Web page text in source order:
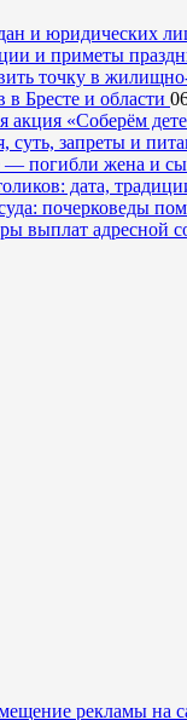
и юридических
и приметы
точку в
Бресте и области
акция «Соберём
суть, запреты и
— погибли жена и
дата,
почерковеды
выплат адресной
рекламы на